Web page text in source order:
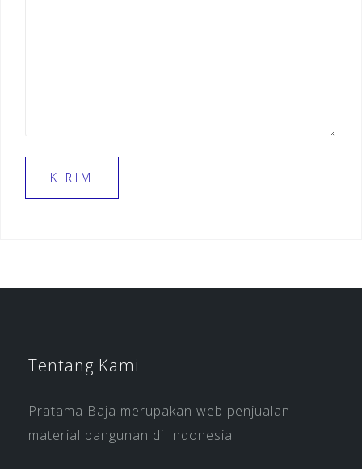
Tentang Kami
Pratama Baja merupakan web penjualan
material bangunan di Indonesia.